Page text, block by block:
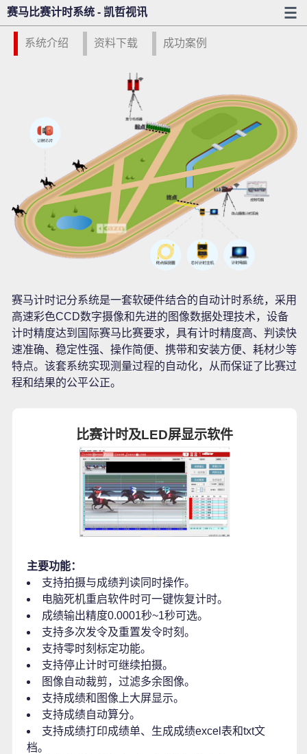
赛马比赛计时系统 - 凯哲视讯
系统介绍 资料下载 成功案例
赛马计时记分系统是一套软硬件结合的自动计时系统，采用
高速彩色CCD数字摄像和先进的图像数据处理技术，设备
计时精度达到国际赛马比赛要求，具有计时精度高、判读快
速准确、稳定性强、操作简便、携带和安装方便、耗材少等
特点。该套系统实现测量过程的自动化，从而保证了比赛过
程和结果的公平公正。
比赛计时及LED屏显示软件
主要功能：
支持拍摄与成绩判读同时操作。
电脑死机重启软件时可一键恢复计时。
成绩输出精度0.0001秒~1秒可选。
支持多次发令及重置发令时刻。
支持零时刻标定功能。
支持停止计时可继续拍摄。
图像自动裁剪，过滤多余图像。
支持成绩和图像上大屏显示。
支持成绩自动算分。
支持成绩打印成绩单、生成成绩excel表和txt文
档。